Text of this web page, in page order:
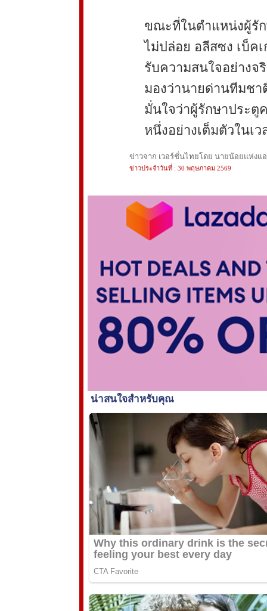
ขณะที่ในตำแหน่งผู้รัก
ไม่ปล่อย อลีสซง เบ็ค
รับความสนใจอย่างจ
มองว่านายด่านทีมชา
มั่นใจว่าผู้รักษาประ
หนึ่งอย่างเต็มตัวในเว
ข่าวจาก เวอร์ชั่นไทยโดย นายน้อยแห่งแ
ข่าวประจำวันที่ : 30 พฤษภาคม 2569